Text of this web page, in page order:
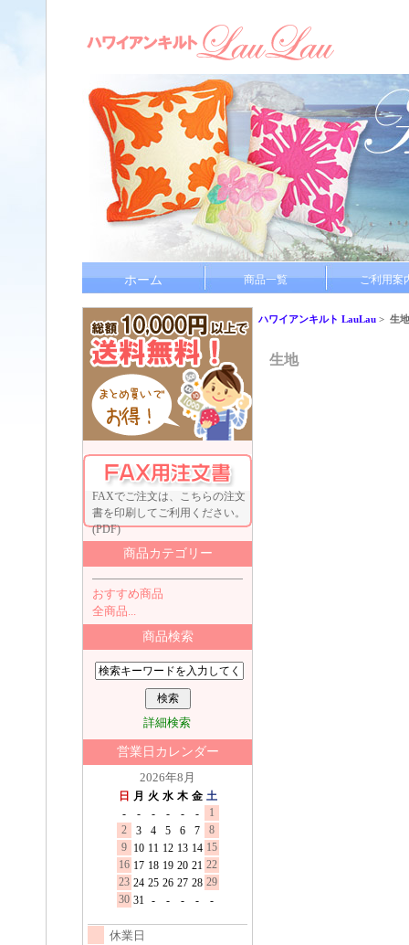
ホーム 商品一覧 ご利用案
FAXでご注文は、こちらの注文
書を印刷してご利用ください。
(PDF)
商品カテゴリー
おすすめ商品
全商品...
商品検索
詳細検索
営業日カレンダー
2026年8月
日 月 火 水 木 金 土
-
- - - - -
1
2
3 4 5 6 7
8
9
10 11 12 13 14 15
16 17 18 19 20 21 22
23 24 25 26 27 28 29
30 31 - - - - -
休業日
ハワイアンキルト LauLau> 生地
生地